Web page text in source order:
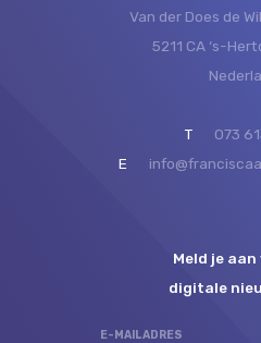
Van der Does de
5211 CA ‘s-
T
073
E
Meld je aan
digitale
E-MAILADRES